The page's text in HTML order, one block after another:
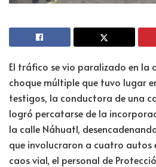
El tráfico se vio paralizado en la
choque múltiple que tuvo lugar
testigos, la conductora de una
logró percatarse de la
la calle Náhuatl,
que involucraron a cuatro autos
caos vial, el personal de